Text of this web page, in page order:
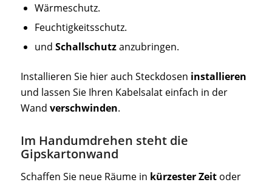
Wärmeschutz.
Feuchtigkeitsschutz.
und Schallschutzanzubringen.
Installieren Sie hier auch Steckdosen installieren
und lassen Sie Ihren Kabelsalat einfach in der
Wand verschwinden.
Im Handumdrehen steht die
Gipskartonwand
Schaffen Sie neue Räume in kürzester Zeitoder